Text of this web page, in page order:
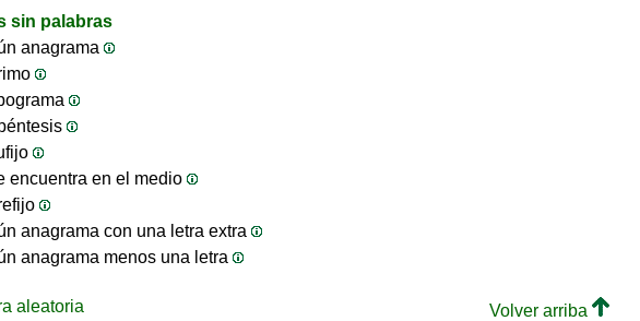
sin palabras
anagrama
encuentra en el medio
anagrama con una letra extra
anagrama menos una letra
aleatoria
Volver arriba